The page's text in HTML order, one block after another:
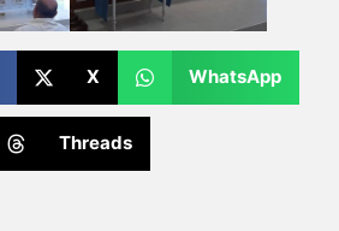
X WhatsApp
Threads